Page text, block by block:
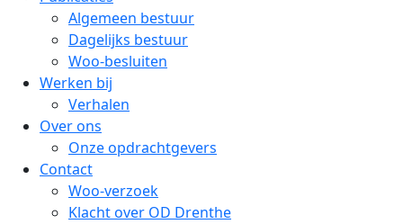
Algemeen bestuur
Dagelijks bestuur
Woo-besluiten
Werken bij
Verhalen
Over ons
Onze opdrachtgevers
Contact
Woo-verzoek
Klacht over OD Drenthe